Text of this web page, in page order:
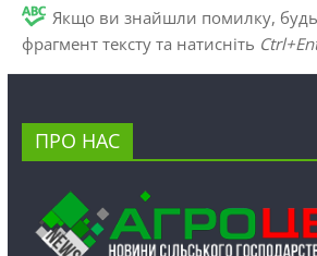
Якщо ви знайшли помилку, будь
фрагмент тексту та натисніть
ПРО НАС